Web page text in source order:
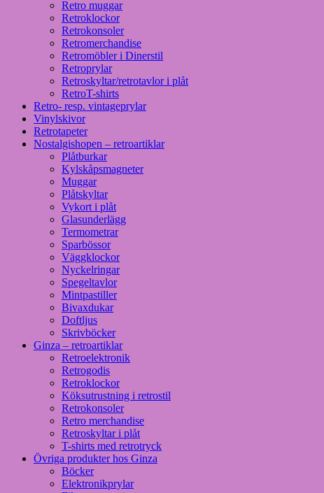
Retro muggar
Retroklockor
Retrokonsoler
Retromerchandise
Retromöbler i Dinerstil
Retroprylar
Retroskyltar/retrotavlor i plåt
RetroT-shirts
Retro- resp. vintageprylar
Vinylskivor
Retrotapeter
Nostalgishopen – retroartiklar
Plåtburkar
Kylskåpsmagneter
Muggar
Plåtskyltar
Vykort i plåt
Glasunderlägg
Termometrar
Sparbössor
Väggklockor
Nyckelringar
Spegeltavlor
Mintpastiller
Bivaxdukar
Doftljus
Skrivböcker
Ginza – retroartiklar
Retroelektronik
Retrogodis
Retroklockor
Köksutrustning i retrostil
Retrokonsoler
Retro merchandise
Retroskyltar i plåt
T-shirts med retrotryck
Övriga produkter hos Ginza
Böcker
Elektronikprylar